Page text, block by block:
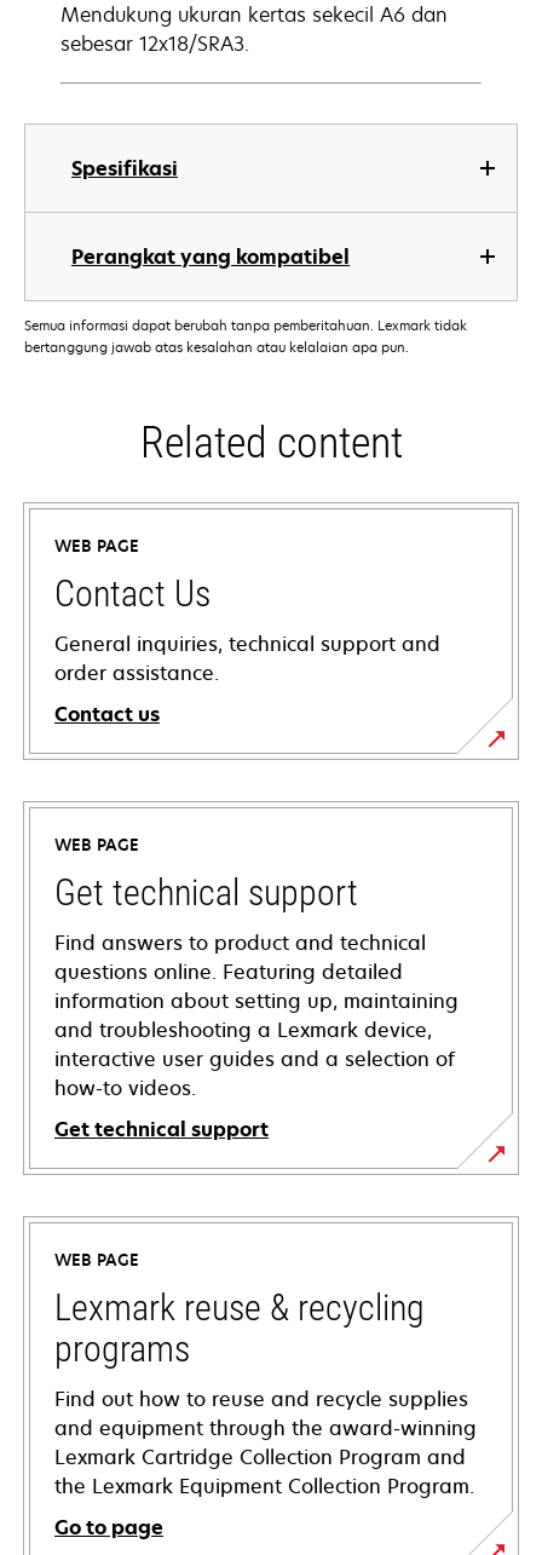
Spesifikasi
Perangkat yang kompatibel
Mendukung ukuran kertas sekecil A6 dan
sebesar 12x18/SRA3.
Semua informasi dapat berubah tanpa pemberitahuan. Lexmark tidak
bertanggung jawab atas kesalahan atau kelalaian apa pun.
Related content
WEB PAGE
Contact Us
General inquiries, technical support and
order assistance.
Contact us
WEB PAGE
Get technical support
Find answers to product and technical
questions online. Featuring detailed
information about setting up, maintaining
and troubleshooting a Lexmark device,
interactive user guides and a selection of
how-to videos.
Get technical support
opens
in
new
tab
WEB PAGE
Lexmark reuse & recycling
programs
Find out how to reuse and recycle supplies
and equipment through the award-winning
Lexmark Cartridge Collection Program and
the Lexmark Equipment Collection Program.
Go to page